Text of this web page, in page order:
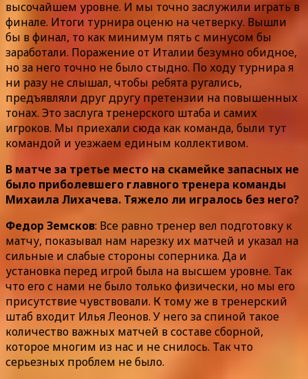
высочайшем уровне. И мы точно заслужили играть в
финале. Итоги турнира оценю на четверку. Вышли
бы в финал, то как минимум пять с минусом бы
заработали. Поражение от Италии безумно обидное,
но за него точно не было стыдно. По ходу турнира я
ни разу не слышал, чтобы ребята ругались,
предъявляли друг другу претензии на повышенных
тонах. Это заслуга тренерского штаба и самих
игроков. Мы приехали сюда как команда, были тут
командой и уезжаем единым коллективом.
В матче за третье место на скамейке запасных не
было приболевшего главного тренера команды
Михаила Лихачева. Тяжело ли игралось без него?
Федор Земсков: Все равно тренер вел подготовку к
матчу, показывал нам нарезку их матчей и указал на
сильные и слабые стороны соперника. Да и
установка перед игрой была на высшем уровне. Так
что его с нами не было только физически, но мы его
присутствие чувствовали. К тому же в тренерский
штаб входит Илья Леонов. У него за спиной такое
количество важных матчей в составе сборной,
которое многим из нас и не снилось. Так что
серьезных проблем не было.